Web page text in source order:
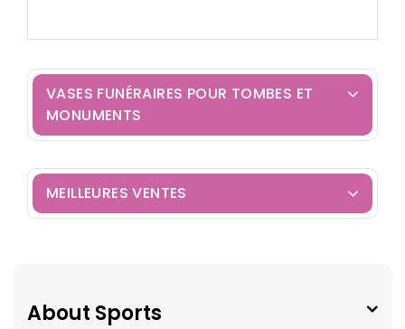
VASES FUNÉRAIRES POUR TOMBES ET
MONUMENTS
MEILLEURES VENTES
About Sports